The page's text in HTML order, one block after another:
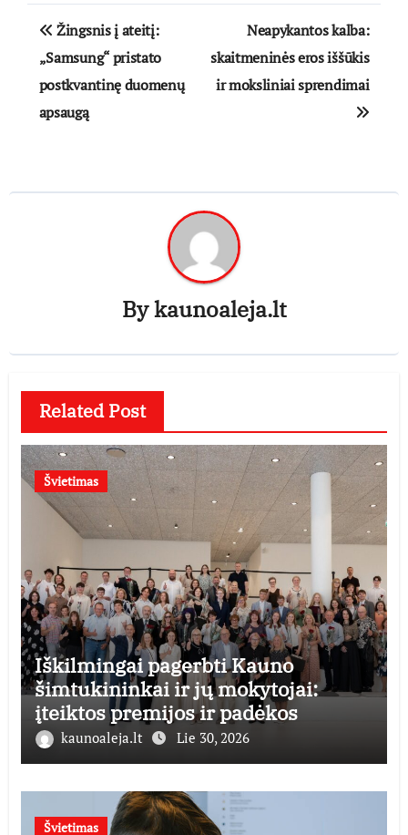
Navigacija
tarp
įrašų
Žingsnis į ateitį:
„Samsung“ pristato
postkvantinę duomenų
apsaugą
Neapykantos kalba:
skaitmeninės eros iššūkis
ir moksliniai sprendimai
Bykaunoaleja.lt
Related Post
Švietimas
Iškilmingai pagerbti Kauno
šimtukininkai ir jų mokytojai:
įteiktos premijos ir padėkos
kaunoaleja.lt Lie 30, 2026
Švietimas